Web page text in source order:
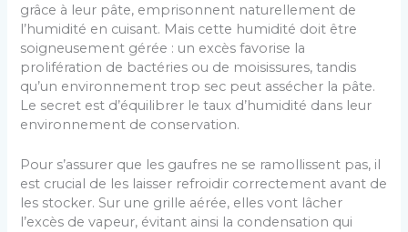
grâce à leur pâte, emprisonnent naturellement de
l’humidité en cuisant. Mais cette humidité doit être
soigneusement gérée : un excès favorise la
prolifération de bactéries ou de moisissures, tandis
qu’un environnement trop sec peut assécher la pâte.
Le secret est d’équilibrer le taux d’humidité dans leur
environnement de conservation.
Pour s’assurer que les gaufres ne se ramollissent pas, il
est crucial de les laisser refroidir correctement avant de
les stocker. Sur une grille aérée, elles vont lâcher
l’excès de vapeur, évitant ainsi la condensation qui